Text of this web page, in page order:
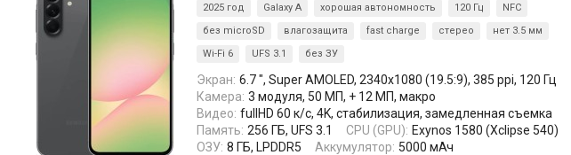
2025 год Galaxy A хорошая автономность 120 Гц
NFC
без microSD
влагозащита fast charge стерео
нет 3.5 мм
Wi-Fi 6
UFS 3.1 без ЗУ
Экран: 6.7 ", Super AMOLED, 2340x1080 (19.5:9), 385 ppi, 120 Гц
Камера: 3 модуля, 50 МП, + 12 МП, макро
Видео: fullHD 60 к/с, 4K, стабилизация, замедленная съемка
Память: 256 ГБ, UFS 3.1 CPU (GPU): Exynos 1580 (Xclipse 540)
ОЗУ: 8 ГБ, LPDDR5 Аккумулятор: 5000 мАч